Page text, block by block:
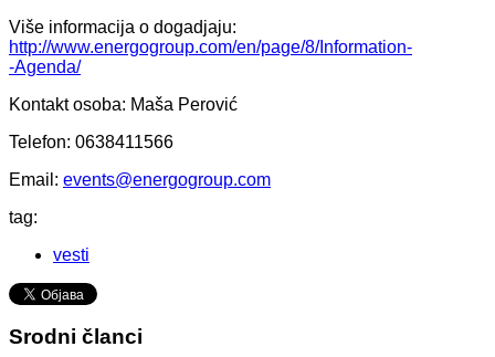
Više informacija o dogadjaju:
http://www.energogroup.com/en/page/8/Information-
-Agenda/
Kontakt osoba: Maša Perović
Telefon: 0638411566
Email: events@energogroup.com
tag:
vesti
Srodni članci